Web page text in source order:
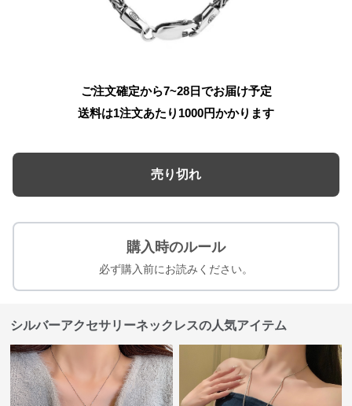
ご注文確定から7~28日でお届け予定
送料は1注文あたり 1000円かかります
売り切れ
購入時のルール
必ず購入前にお読みください。
シルバーアクセサリーネックレスの人気アイテム